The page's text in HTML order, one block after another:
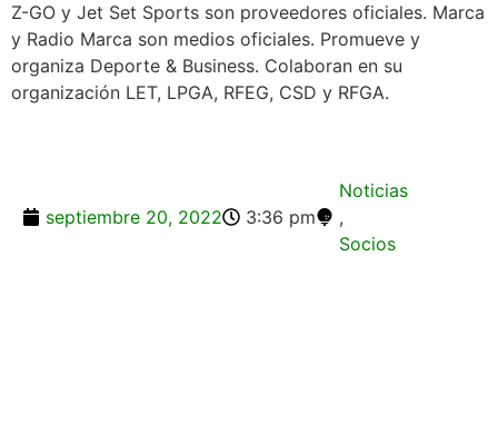
Z-GO y Jet Set Sports son proveedores oficiales. Marca
y Radio Marca son medios oficiales. Promueve y
organiza Deporte & Business. Colaboran en su
organización LET, LPGA, RFEG, CSD y RFGA.
septiembre 20, 2022 3:36 pm
Noticias
,
Socios